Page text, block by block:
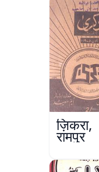
ज़िकरा,
रामपुर